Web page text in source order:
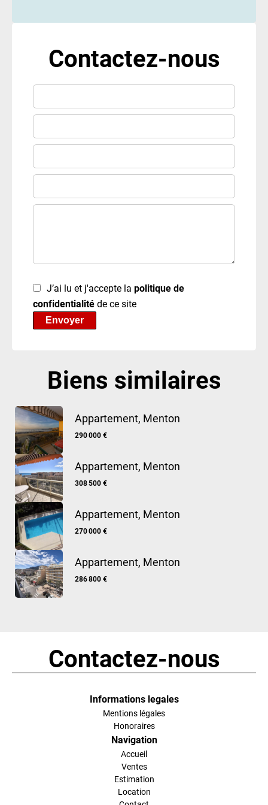
Contactez-nous
J’ai lu et j'accepte la politique de
confidentialitéde ce site
Envoyer
Biens similaires
Appartement, Menton
290 000 €
Appartement, Menton
308 500 €
Appartement, Menton
270 000 €
Appartement, Menton
286 800 €
Contactez-nous
Informations legales
Mentions légales
Honoraires
Navigation
Accueil
Ventes
Estimation
Location